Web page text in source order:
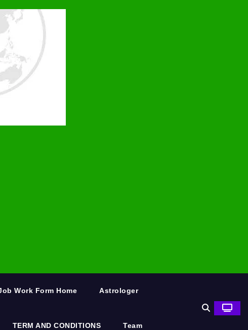
Work Form Home Astrologer
TERM AND CONDITIONS Team